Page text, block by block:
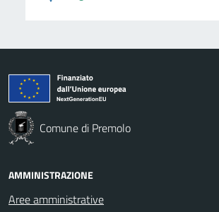
Comune di Premolo
AMMINISTRAZIONE
Aree amministrative